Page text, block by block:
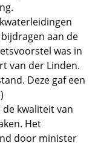
aan de
was in
van der Linden.
Deze gaf een
kwaliteit van
Het
door minister